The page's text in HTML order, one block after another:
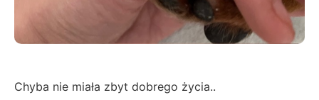
Chyba nie miała zbyt dobrego życia..